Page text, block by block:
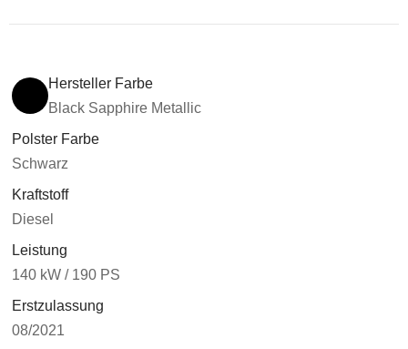
Hersteller Farbe
Black Sapphire Metallic
Polster Farbe
Schwarz
Kraftstoff
Diesel
Leistung
140 kW / 190 PS
Erstzulassung
08/2021